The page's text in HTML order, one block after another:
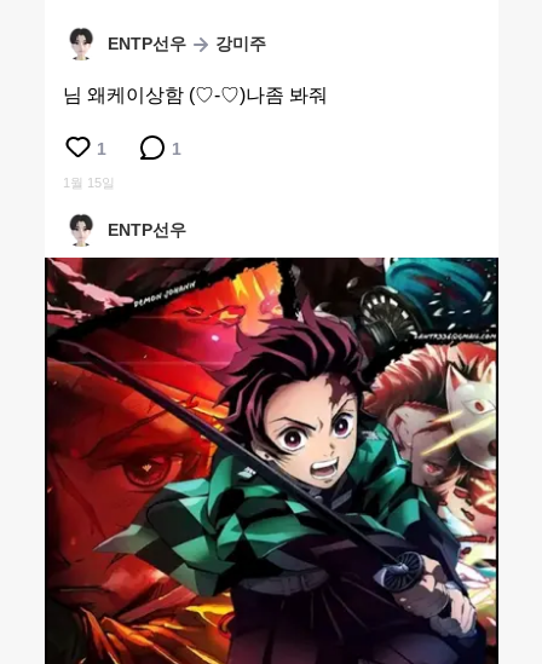
ENTP선우 강미주
님 왜케이상함 (♡-♡)나좀 봐줘
1 1
1월 15일
ENTP선우